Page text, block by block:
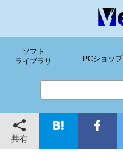
ソフト
ライブラリ
PCショップ
共有